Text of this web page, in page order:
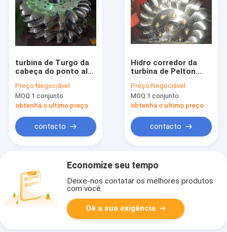
turbina de Turgo da
cabeça do ponto alto
dois bocais e o
corredor fazendo à
máquina forjado do
Preço:Negociável
MOQ:1 conjunto
obtenha o ultimo preço
contacto
Hidro corredor da
turbina de Pelton
que faz à máquina
para o projeto
principal alto das
Preço:Negociável
MOQ:1 conjunto
obtenha o ultimo preço
contacto
Economize seu tempo
Deixe-nos contatar os melhores produtos
com você.
Dê a sua exigência